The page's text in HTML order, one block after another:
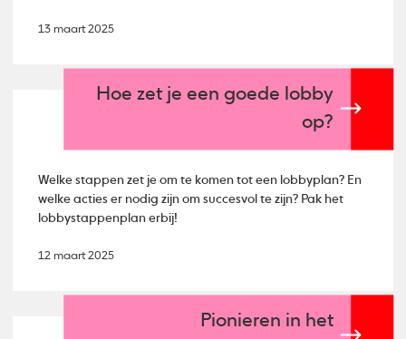
13 maart 2025
Hoe zet je een goede lobby
op?
Welke stappen zet je om te komen tot een lobbyplan? En
welke acties er nodig zijn om succesvol te zijn? Pak het
lobbystappenplan erbij!
12 maart 2025
Pionieren in het